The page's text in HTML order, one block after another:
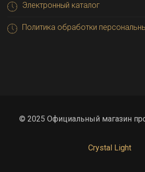
Электронный каталог
Политика обработки
© 2025 Официальный магазин
Crystal Light